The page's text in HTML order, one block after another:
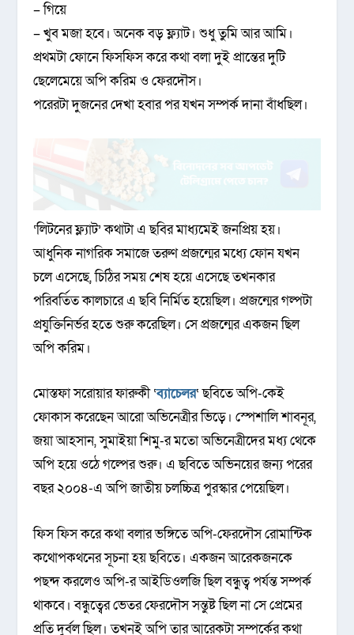
– গিয়ে
– খুব মজা হবে। অনেক বড় ফ্ল্যাট। শুধু তুমি আর আমি।
প্রথমটা ফোনে ফিসফিস করে কথা বলা দুই প্রান্তের দুটি
ছেলেমেয়ে অপি করিম ও ফেরদৌস।
পরেরটা দুজনের দেখা হবার পর যখন সম্পর্ক দানা বাঁধছিল।
‘লিটনের ফ্ল্যাট’ কথাটা এ ছবির মাধ্যমেই জনপ্রিয় হয়।
আধুনিক নাগরিক সমাজে তরুণ প্রজন্মের মধ্যে ফোন যখন
চলে এসেছে, চিঠির সময় শেষ হয়ে এসেছে তখনকার
পরিবর্তিত কালচারে এ ছবি নির্মিত হয়েছিল। প্রজন্মের গল্পটা
প্রযুক্তিনির্ভর হতে শুরু করেছিল। সে প্রজন্মের একজন ছিল
অপি করিম।
মোস্তফা সরোয়ার ফারুকী ‘ব্যাচেলর‘ ছবিতে অপি-কেই
ফোকাস করেছেন আরো অভিনেত্রীর ভিড়ে। স্পেশালি শাবনূর,
জয়া আহসান, সুমাইয়া শিমু-র মতো অভিনেত্রীদের মধ্য থেকে
অপি হয়ে ওঠে গল্পের শুরু। এ ছবিতে অভিনয়ের জন্য পরের
বছর ২০০৪-এ অপি জাতীয় চলচ্চিত্র পুরস্কার পেয়েছিল।
ফিস ফিস করে কথা বলার ভঙ্গিতে অপি-ফেরদৌস রোমান্টিক
কথোপকথনের সূচনা হয় ছবিতে। একজন আরেকজনকে
পছন্দ করলেও অপি-র আইডিওলজি ছিল বন্ধু্ত্ব পর্যন্ত সম্পর্ক
থাকবে। বন্ধুত্বের ভেতর ফেরদৌস সন্তুষ্ট ছিল না সে প্রেমের
প্রতি দুর্বল ছিল। তখনই অপি তার আরেকটা সম্পর্কের কথা